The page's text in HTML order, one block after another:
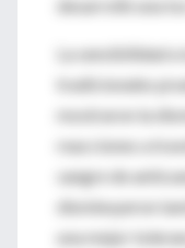
desarrolló una
La sensibilidad
tradicionales
mostraron la
reacciones a
sangre de
disminuyeron
una mejor